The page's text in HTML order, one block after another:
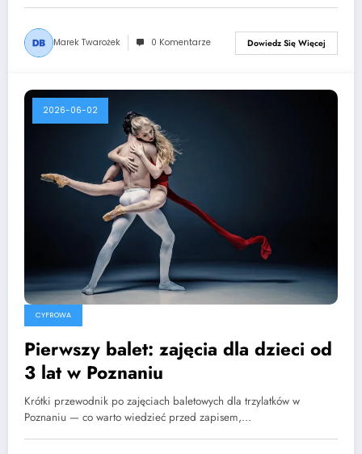
Marek Twarożek 0 Komentarze Dowiedz Się Więcej
2026-06-02
CYFROWA
Pierwszy balet: zajęcia dla dzieci od
3 lat w Poznaniu
Krótki przewodnik po zajęciach baletowych dla trzylatków w
Poznaniu — co warto wiedzieć przed zapisem,…